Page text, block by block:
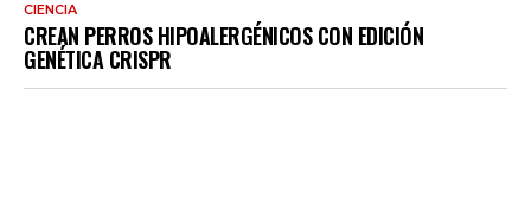
CIENCIA
CREAN PERROS HIPOALERGÉNICOS CON EDICIÓN
GENÉTICA CRISPR